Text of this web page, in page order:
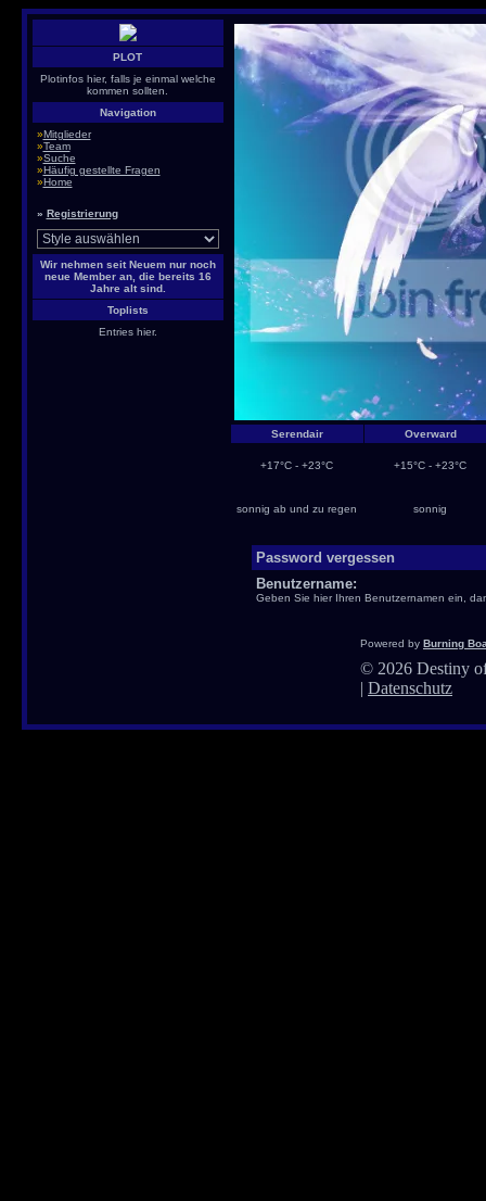
PLOT
Plotinfos hier, falls je einmal welche
kommen sollten.
Navigation
»Mitglieder
»Team
»Suche
»Häufig gestellte Fragen
»Home
» Registrierung
Wir nehmen seit Neuem nur noch
neue Member an, die bereits 16
Jahre alt sind.
Toplists
Entries hier.
Serendair Overward
+17°C - +23°C +15°C - +23°C
sonnig ab und zu regen sonnig
Password vergessen
Benutzername:
Geben Sie hier Ihren Benutzernamen ein,
Powered by Burning
© 2026 Destiny
| Datenschutz